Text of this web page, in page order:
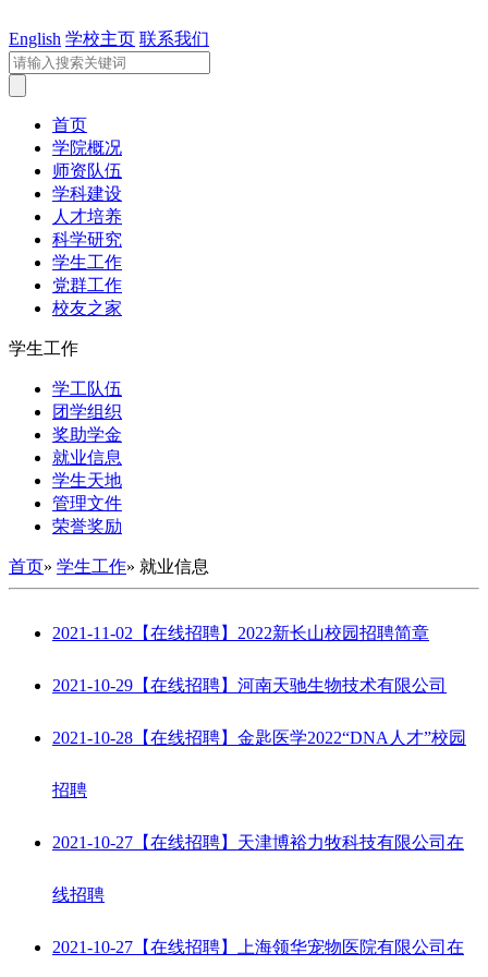
English 学校主页 联系我们
首页
学院概况
师资队伍
学科建设
人才培养
科学研究
学生工作
党群工作
校友之家
学生工作
学工队伍
团学组织
奖助学金
就业信息
学生天地
管理文件
荣誉奖励
首页» 学生工作» 就业信息
2021-11-02 【在线招聘】2022新长山校园招聘简章
2021-10-29 【在线招聘】河南天驰生物技术有限公司
2021-10-28 【在线招聘】金匙医学2022“DNA人才”校园
招聘
2021-10-27 【在线招聘】天津博裕力牧科技有限公司在
线招聘
2021-10-27 【在线招聘】上海领华宠物医院有限公司在